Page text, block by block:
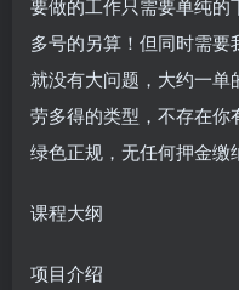
要做的工作只需要单纯的
多号的另算！但同时需
就没有大问题，大约一单
劳多得的类型，不存在
绿色正规，无任何押金缴
课程大纲
项目介绍